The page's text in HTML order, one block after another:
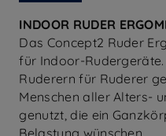
INDOOR RUDER
Das Concept2 Ruder
für Indoor-
Ruderern für Ruderer
Menschen aller Alters-
genutzt, die ein